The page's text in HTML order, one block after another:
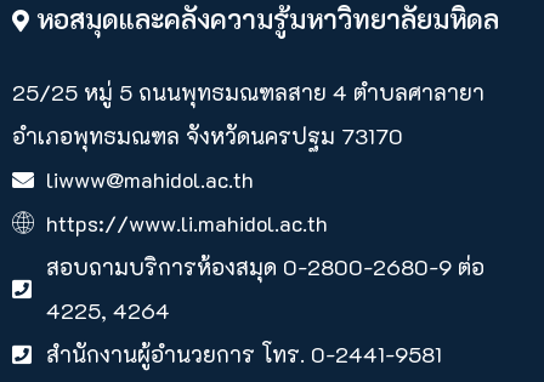
หอสมุดและคลังความรู้มหาวิทยาลัยมหิดล
25/25 หมู่ 5 ถนนพุทธมณฑลสาย 4 ตำบลศาลายา​
อำเภอพุทธมณฑล จังหวัดนครปฐม 73170
liwww@mahidol.ac.th
https://www.li.mahidol.ac.th
สอบถามบริการห้องสมุด 0-2800-2680-9 ต่อ
4225, 4264
สำนักงานผู้อำนวยการ โทร. 0-2441-9581